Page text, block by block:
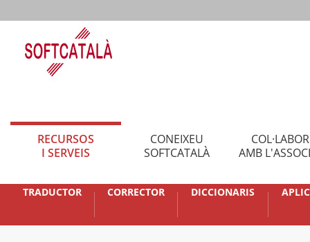
RECURSOS
I SERVEIS
CONEIXEU
SOFTCATALÀ
AMB
TRADUCTOR CORRECTOR DICCIONARIS